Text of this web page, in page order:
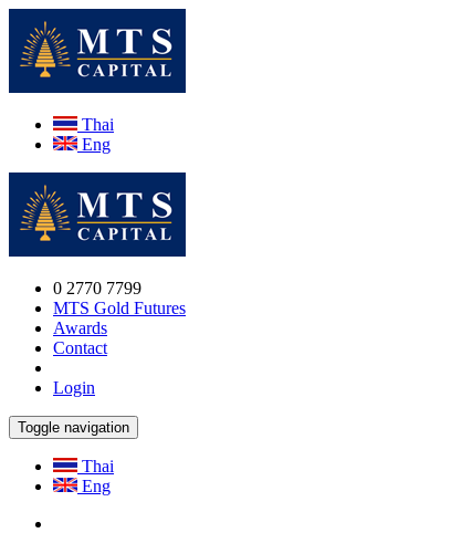
Thai
Eng
0 2770 7799
MTS Gold Futures
Awards
Contact
Login
Toggle navigation
Thai
Eng